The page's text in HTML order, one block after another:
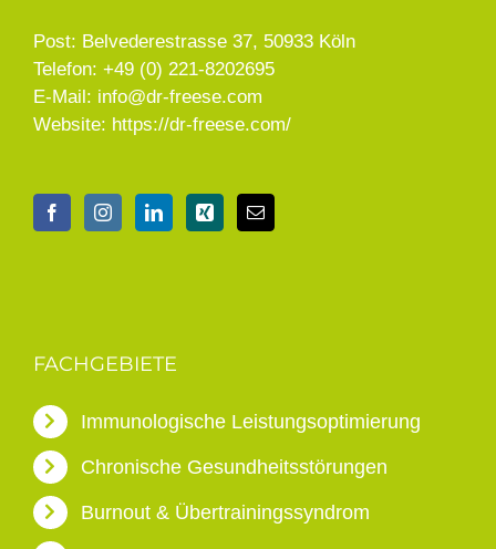
Post: Belvederestrasse 37, 50933 Köln
Telefon: +49 (0) 221-8202695
E-Mail: info@dr-freese.com
Website: https://dr-freese.com/
FACHGEBIETE
Immunologische Leistungsoptimierung
Chronische Gesundheitsstörungen
Burnout & Übertrainingssyndrom